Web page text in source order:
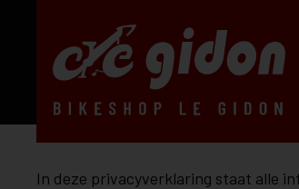
In deze privacyverklaring staat alle